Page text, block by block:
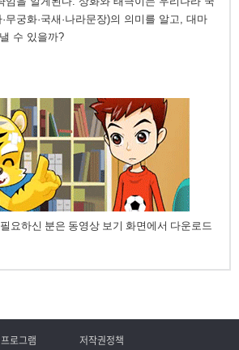
무궁화·국새·나라문장)의 의미를 알고, 대마
수 있을까?
요하신 분은 동영상 보기 화면에서 다운로드
로그램 저작권정책